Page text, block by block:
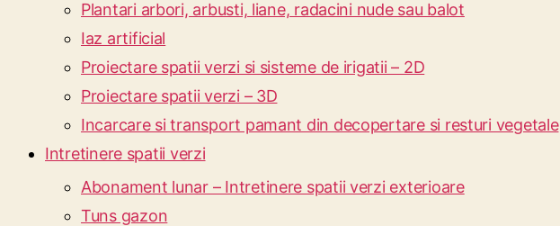
Plantari arbori, arbusti, liane, radacini nude sau balot
Iaz artificial
Proiectare spatii verzi si sisteme de irigatii – 2D
Proiectare spatii verzi – 3D
Incarcare si transport pamant din decopertare si resturi vegetale
Intretinere spatii verzi
Abonament lunar – Intretinere spatii verzi exterioare
Tuns gazon